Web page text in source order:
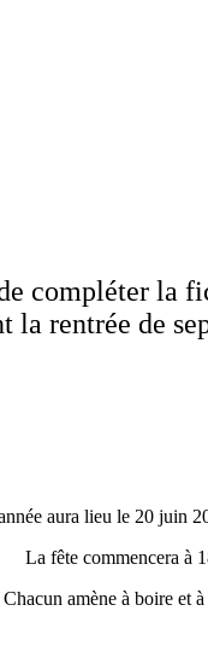
compléter la
rentrée de
aura lieu le 20 juin
La fête commencera à
Chacun amène à boire et